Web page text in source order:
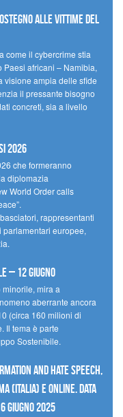
alle vittime del
come il cybercrime stia
Paesi africani – Namibia,
visione ampia delle sfide
il pressante bisogno
concreti, sia a livello
2026
che formeranno
diplomazia
World Order calls
rappresentanti
europee,
– 12 giugno
mira a
aberrante ancora
(circa 160 milioni di
Il tema è parte
Sostenibile.
and Hate Speech,
(Italia) e online. Data
giugno 2025